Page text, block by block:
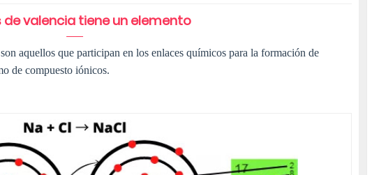
valencia tiene un elemento
aquellos que participan en los enlaces químicos para la formación de
de compuesto iónicos.